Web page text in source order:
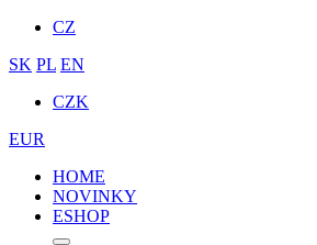
CZ
SK PL EN
CZK
EUR
HOME
NOVINKY
ESHOP